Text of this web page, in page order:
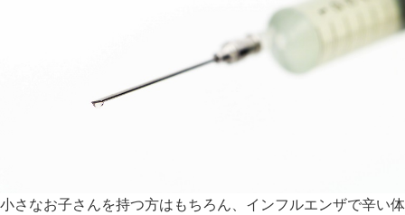
小さなお子さんを持つ方はもちろん、インフルエンザで辛い体